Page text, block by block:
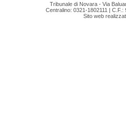
Tribunale di Novara - Via
Centralino: 0321-1802111 |
Sito web